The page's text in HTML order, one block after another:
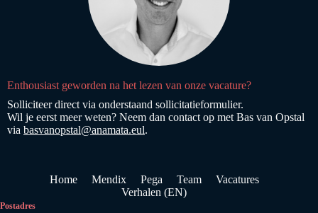
Enthousiast geworden na het lezen van onze vacature?
Solliciteer direct via onderstaand sollicitatieformulier.
Wil je eerst meer weten? Neem dan contact op met Bas van Opstal
via basvanopstal@anamata.eul.
Home Mendix Pega Team
Vacatures
Verhalen (EN)
Postadres